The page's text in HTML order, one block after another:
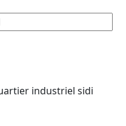
industriel sidi